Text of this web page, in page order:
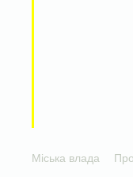
Міська влада